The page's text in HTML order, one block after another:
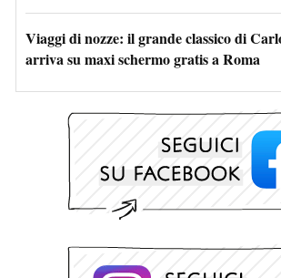
Viaggi di nozze: il grande classico di
arriva su maxi schermo gratis a Roma